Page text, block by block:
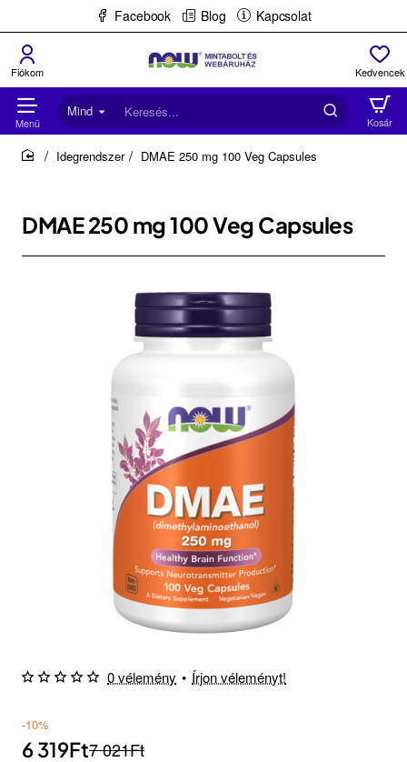
Facebook Blog Kapcsolat
Mind
Keresés...
Idegrendszer DMAE 250 mg 100 Veg Capsules
DMAE 250 mg 100 Veg Capsules
0 vélemény • Írjon véleményt!
-10%
6 319Ft7 021Ft